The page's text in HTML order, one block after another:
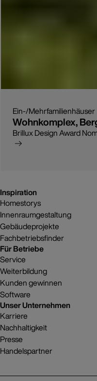
Ein-/Mehrfamilienhäuser
Wohnkomplex,
Brillux Design Award
Inspiration
Homestorys
Innenraumgestaltung
Gebäudeprojekte
Fachbetriebsfinder
Für Betriebe
Service
Weiterbildung
Kunden gewinnen
Software
Unser Unternehmen
Karriere
Nachhaltigkeit
Presse
Handelspartner